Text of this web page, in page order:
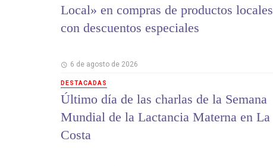
Local» en compras de productos locales
con descuentos especiales
6 de agosto de 2026
DESTACADAS
Último día de las charlas de la Semana
Mundial de la Lactancia Materna en La
Costa